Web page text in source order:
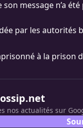
message n’a
par les autorités
à la prison
nos actualités sur